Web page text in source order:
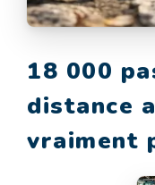
18 000
distance
vraiment